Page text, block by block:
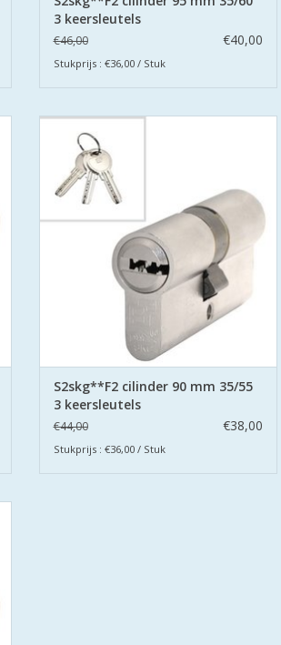
3 keersleutels
€46,00 €40,00
Stukprijs : €36,00 / Stuk
De S2 veiligheidscilinders zijn SKG
gecertificeerd volgens Politie Keurmerk
De cilinders zijn uitgevoerd met
boorbeveiliging aan beide zijden.
TOEVOEGEN AAN WINKELWAGEN
S2skg**F2 cilinder 90 mm 35/55
3 keersleutels
€44,00 €38,00
Stukprijs : €36,00 / Stuk